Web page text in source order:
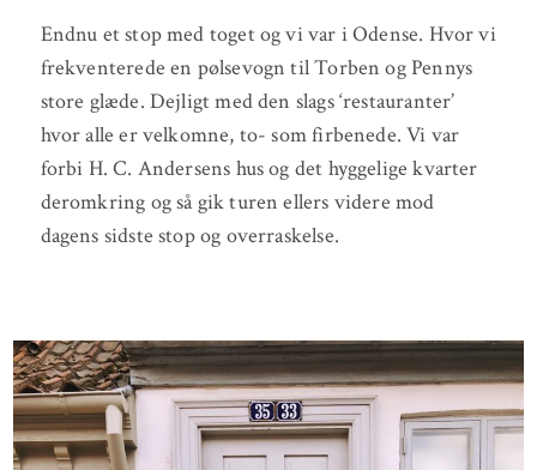
Endnu et stop med toget og vi var i Odense. Hvor vi
frekventerede en pølsevogn til Torben og Pennys
store glæde. Dejligt med den slags ‘restauranter’
hvor alle er velkomne, to- som firbenede. Vi var
forbi H. C. Andersens hus og det hyggelige kvarter
deromkring og så gik turen ellers videre mod
dagens sidste stop og overraskelse.